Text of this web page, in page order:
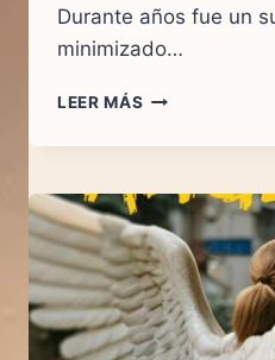
Durante años fue un
minimizado…
LEER MÁS POR
DEFENDER
VIDA
HOY
|
TORRENT
SÍ
A
LA